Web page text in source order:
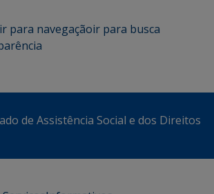
ir para navegaçãoir para busca
de Assistência Social e dos Direitos